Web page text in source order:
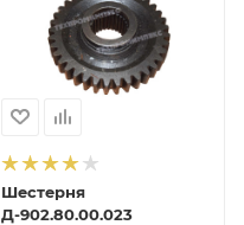
Шестерня
Д-902.80.00.023